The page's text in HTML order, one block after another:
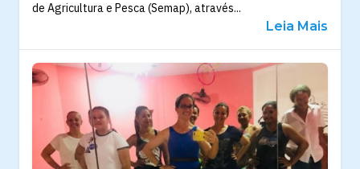
de Agricultura e Pesca (Semap), através...
Leia Mais